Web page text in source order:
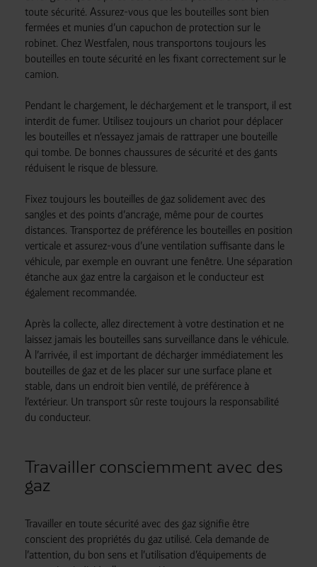
toute sécurité. Assurez-vous que les bouteilles sont bien
fermées et munies d’un capuchon de protection sur le
robinet. Chez Westfalen, nous transportons toujours les
bouteilles en toute sécurité en les fixant correctement sur le
camion.
Pendant le chargement, le déchargement et le transport, il est
interdit de fumer. Utilisez toujours un chariot pour déplacer
les bouteilles et n’essayez jamais de rattraper une bouteille
qui tombe. De bonnes chaussures de sécurité et des gants
réduisent le risque de blessure.
Fixez toujours les bouteilles de gaz solidement avec des
sangles et des points d’ancrage, même pour de courtes
distances. Transportez de préférence les bouteilles en position
verticale et assurez-vous d’une ventilation suffisante dans le
véhicule, par exemple en ouvrant une fenêtre. Une séparation
étanche aux gaz entre la cargaison et le conducteur est
également recommandée.
Après la collecte, allez directement à votre destination et ne
laissez jamais les bouteilles sans surveillance dans le véhicule.
À l’arrivée, il est important de décharger immédiatement les
bouteilles de gaz et de les placer sur une surface plane et
stable, dans un endroit bien ventilé, de préférence à
l’extérieur. Un transport sûr reste toujours la responsabilité
du conducteur.
Travailler consciemment avec des
gaz
Travailler en toute sécurité avec des gaz signifie être
conscient des propriétés du gaz utilisé. Cela demande de
l’attention, du bon sens et l’utilisation d’équipements de